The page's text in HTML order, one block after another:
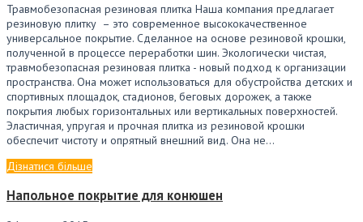
Травмобезопасная резиновая плитка Наша компания предлагает
резиновую плитку – это современное высококачественное
универсальное покрытие. Сделанное на основе резиновой крошки,
полученной в процессе переработки шин. Экологически чистая,
травмобезопасная резиновая плитка - новый подход к организации
пространства. Она может использоваться для обустройства детских и
спортивных площадок, стадионов, беговых дорожек, а также
покрытия любых горизонтальных или вертикальных поверхностей.
Эластичная, упругая и прочная плитка из резиновой крошки
обеспечит чистоту и опрятный внешний вид. Она не…
Дізнатися більше
Напольное покрытие для конюшен